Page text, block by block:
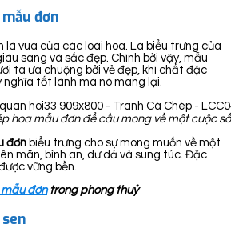
đơn
là vua của các loài hoa. Là biểu trưng của
sang và sắc đẹp. Chính bởi vậy, mẫu
ta ưa chuộng bởi vẻ đẹp, khí chất đặc
nghĩa tốt lành mà nó mang lại.
hoa mẫu đơn để cầu mong về một cuộc
đơn biểu trưng cho sự mong muốn về một
mãn, bình an, dư dả và sung túc. Đặc
vững bền.
đơntrong phong thuỷ